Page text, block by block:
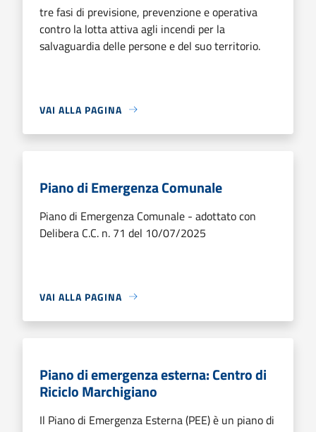
tre fasi di previsione, prevenzione e operativa
contro la lotta attiva agli incendi per la
salvaguardia delle persone e del suo territorio.
VAI ALLA PAGINA
Piano di Emergenza Comunale
Piano di Emergenza Comunale - adottato con
Delibera C.C. n. 71 del 10/07/2025
VAI ALLA PAGINA
Piano di emergenza esterna: Centro di
Riciclo Marchigiano
Il Piano di Emergenza Esterna (PEE) è un piano di